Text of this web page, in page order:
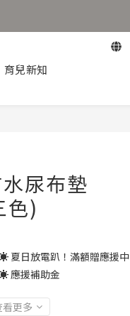
育兒新知
尿布墊
色)
夏日放電趴！滿額贈應援中
應援補助金
看更多